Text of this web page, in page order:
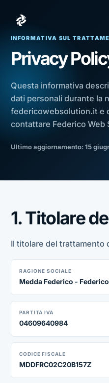
INFORMATIVA SUL
Privacy
Questa informativa
dati personali durante la
federicowebsolution.it e
contattare Federico Web
Ultimo aggiornamento: 15
1. Titolare
Il titolare del trattamento
RAGIONE SOCIALE
Medda Federico -
PARTITA IVA
04609640984
CODICE FISCALE
MDDFRC02C20B157Z